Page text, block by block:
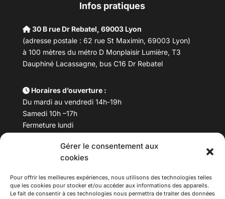
Gérer le consentement aux
cookies
Pour offrir les meilleures expériences, nous utilisons des technologies telles
que les cookies pour stocker et/ou accéder aux informations des appareils.
Le fait de consentir à ces technologies nous permettra de traiter des données
Infos pratiques
30 B rue Dr Rebatel, 69003 Lyon
(adresse postale : 62 rue St Maximin, 69003 Lyon)
à 100 mètres du métro D Monplaisir Lumière, T3
Dauphiné Lacassagne, bus C16 Dr Rebatel
Horaires d’ouverture :
Du mardi au vendredi 14h-19h
Samedi 10h –17h
Fermeture lundi
Téléphone : 04 78 53 06 40
maisondesculturesasiatiques@asiexpo.com